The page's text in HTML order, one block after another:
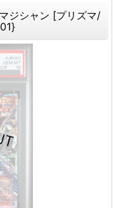
ジシャン [プリズマ/